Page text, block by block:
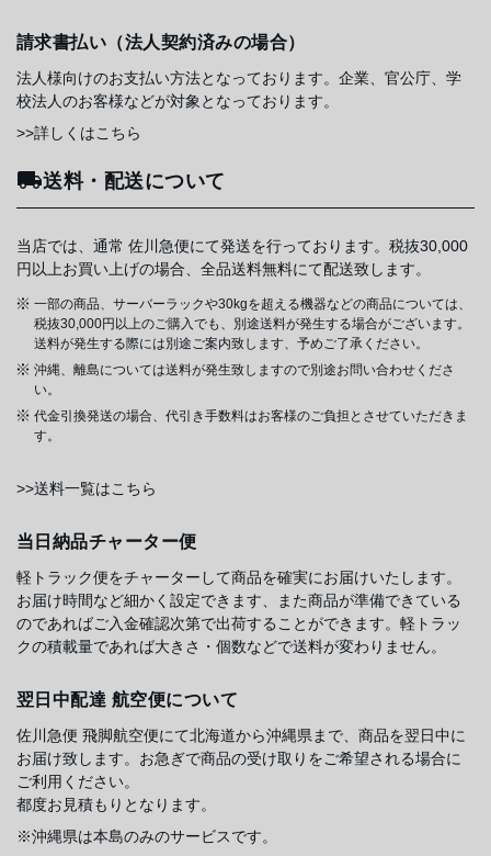
請求書払い（法人契約済みの場合）
法人様向けのお支払い方法となっております。企業、官公庁、学
校法人のお客様などが対象となっております。
>>詳しくはこちら
送料・配送について
当店では、通常 佐川急便にて発送を行っております。税抜30,000
円以上お買い上げの場合、全品送料無料にて配送致します。
一部の商品、サーバーラックや30kgを超える機器などの商品については、
税抜30,000円以上のご購入でも、別途送料が発生する場合がございます。
送料が発生する際には別途ご案内致します、予めご了承ください。
沖縄、離島については送料が発生致しますので別途お問い合わせくださ
い。
代金引換発送の場合、代引き手数料はお客様のご負担とさせていただきま
す。
>>送料一覧はこちら
当日納品チャーター便
軽トラック便をチャーターして商品を確実にお届けいたします。
お届け時間など細かく設定できます、また商品が準備できている
のであればご入金確認次第で出荷することができます。軽トラッ
クの積載量であれば大きさ・個数などで送料が変わりません。
翌日中配達 航空便について
佐川急便 飛脚航空便にて北海道から沖縄県まで、商品を翌日中に
お届け致します。お急ぎで商品の受け取りをご希望される場合に
ご利用ください。
都度お見積もりとなります。
※沖縄県は本島のみのサービスです。